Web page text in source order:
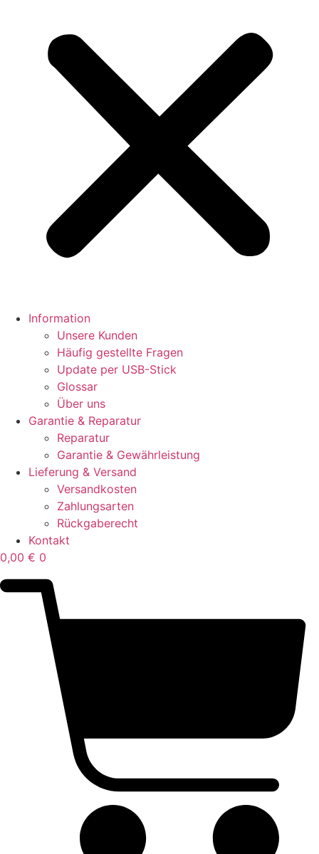
Information
Unsere Kunden
Häufig gestellte Fragen
Update per USB-Stick
Glossar
Über uns
Garantie & Reparatur
Reparatur
Garantie & Gewährleistung
Lieferung & Versand
Versandkosten
Zahlungsarten
Rückgaberecht
Kontakt
0,00 € 0